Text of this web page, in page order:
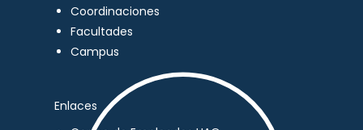
Coordinaciones
Facultades
Campus
Enlaces